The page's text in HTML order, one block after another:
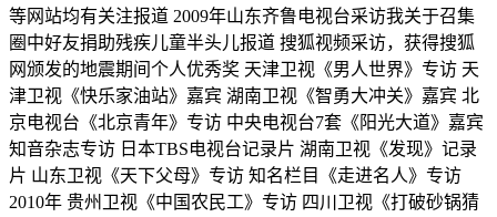
等网站均有关注报道 2009年山东齐鲁电视台采访我关于召集
圈中好友捐助残疾儿童半头儿报道 搜狐视频采访，获得搜狐
网颁发的地震期间个人优秀奖 天津卫视《男人世界》专访 天
津卫视《快乐家油站》嘉宾 湖南卫视《智勇大冲关》嘉宾 北
京电视台《北京青年》专访 中央电视台7套《阳光大道》嘉宾
知音杂志专访 日本TBS电视台记录片 湖南卫视《发现》记录
片 山东卫视《天下父母》专访 知名栏目《走进名人》专访
2010年 贵州卫视《中国农民工》专访 四川卫视《打破砂锅猜